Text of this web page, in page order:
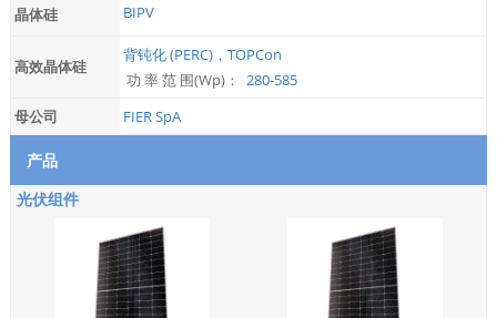
晶体硅 BIPV
高效晶体硅
背钝化 (PERC)，TOPCon
功 率 范 围(Wp)：
280-585
母公司
FIER SpA
产品
光伏组件